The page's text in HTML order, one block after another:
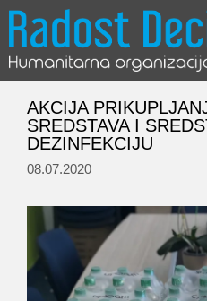
Skip
content
AKCIJA
SREDSTAVA I
DEZINFEKCIJU
08.07.2020